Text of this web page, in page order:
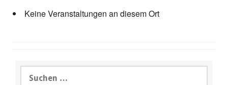
Keine Veranstaltungen an diesem Ort
nach: